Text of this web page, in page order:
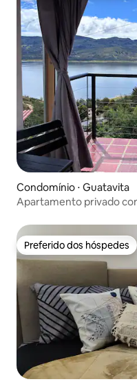
Condomínio ⋅ Guatavita
Apartamento privado
Preferido dos hóspedes
Preferido dos hóspedes